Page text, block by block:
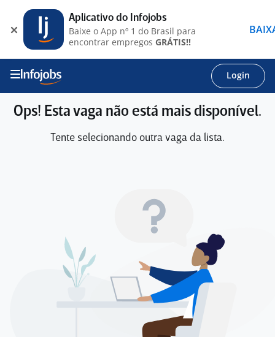
Login
Ops! Esta vaga não está mais disponível.
Tente selecionando outra vaga da lista.
Aplicativo do Infojobs
Baixe o App nº 1 do Brasil para
encontrar empregos GRÁTIS!!